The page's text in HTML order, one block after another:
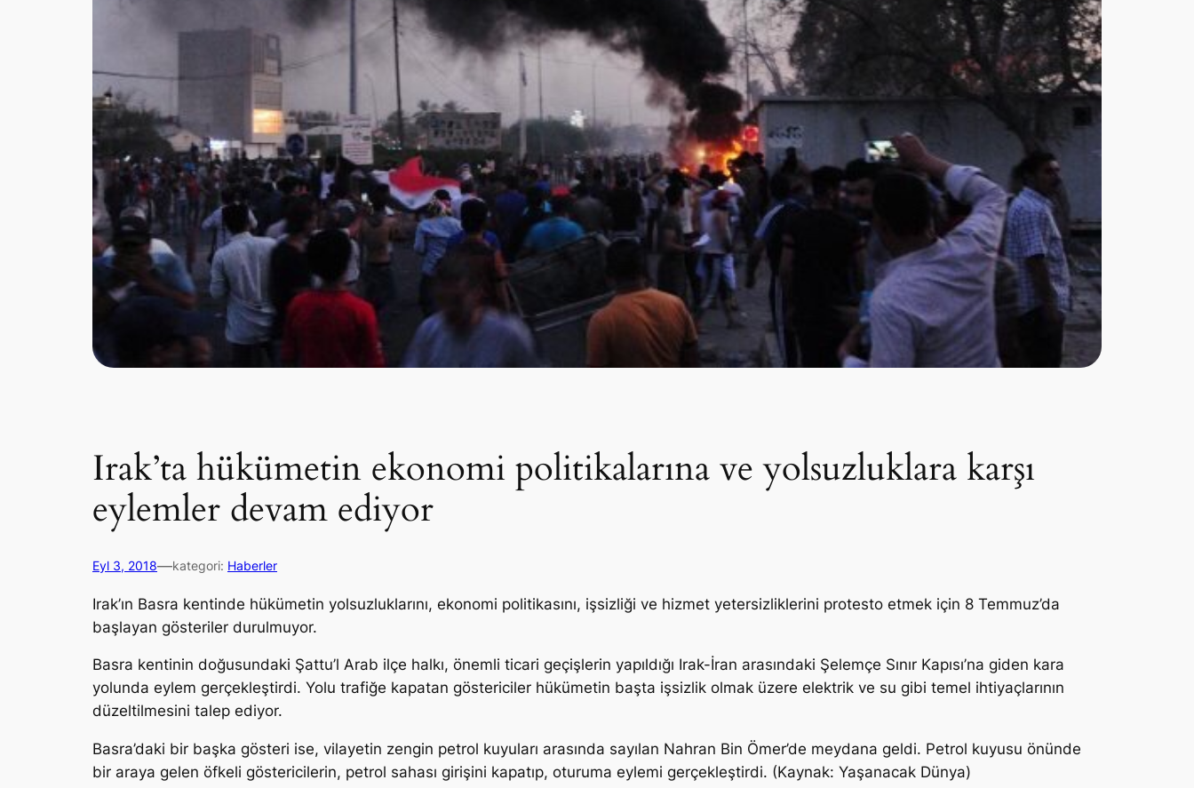
Irak’ta hükümetin ekonomi politikalarına ve yolsuzluklara karşı
eylemler devam ediyor
Eyl 3, 2018—kategori: Haberler
Irak’ın Basra kentinde hükümetin yolsuzluklarını, ekonomi politikasını, işsizliği ve hizmet yetersizliklerini protesto etmek için 8 Temmuz’da
başlayan gösteriler durulmuyor.
Basra kentinin doğusundaki Şattu’l Arab ilçe halkı, önemli ticari geçişlerin yapıldığı Irak-İran arasındaki Şelemçe Sınır Kapısı’na giden kara
yolunda eylem gerçekleştirdi. Yolu trafiğe kapatan göstericiler hükümetin başta işsizlik olmak üzere elektrik ve su gibi temel ihtiyaçlarının
düzeltilmesini talep ediyor.
Basra’daki bir başka gösteri ise, vilayetin zengin petrol kuyuları arasında sayılan Nahran Bin Ömer’de meydana geldi. Petrol kuyusu önünde
bir araya gelen öfkeli göstericilerin, petrol sahası girişini kapatıp, oturuma eylemi gerçekleştirdi. (Kaynak: Yaşanacak Dünya)